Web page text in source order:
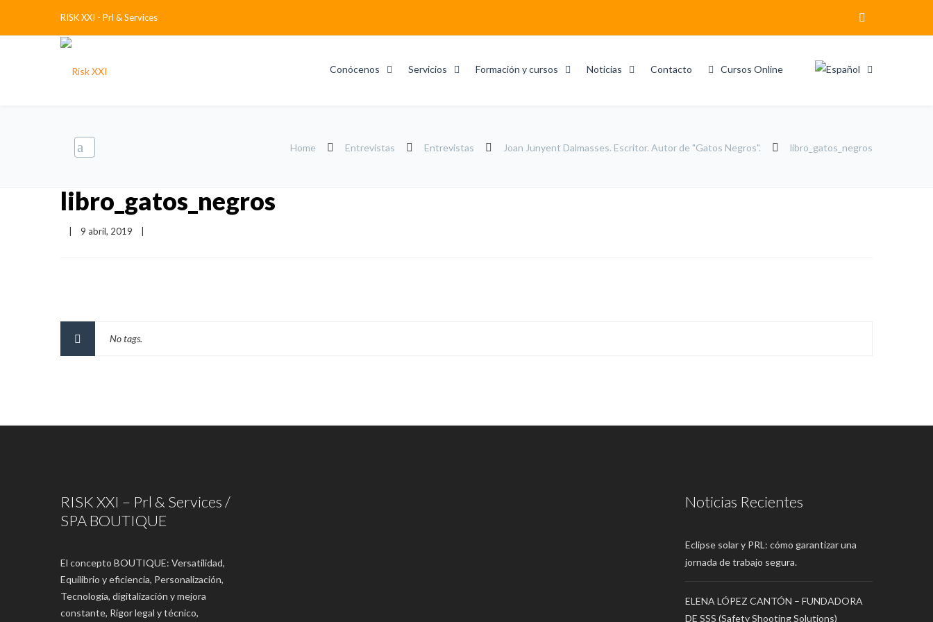
RISK XXI - Prl & Services
Conócenos Servicios Formación y cursos Noticias Contacto Cursos Online
Home Entrevistas Entrevistas Joan Junyent Dalmasses. Escritor. Autor de "Gatos Negros". libro_gatos_negros
libro_gatos_negros
9 abril, 2019
No tags.
RISK XXI – Prl & Services /
SPA BOUTIQUE
El concepto BOUTIQUE: Versatilidad,
Equilibrio y eficiencia, Personalización,
Tecnología, digitalización y mejora
constante, Rigor legal y técnico,
Noticias Recientes
Eclipse solar y PRL: cómo garantizar una
jornada de trabajo segura.
ELENA LÓPEZ CANTÓN – FUNDADORA
DE SSS (Safety Shooting Solutions)